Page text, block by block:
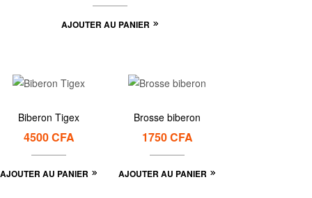
AJOUTER AU PANIER
Biberon Tigex
4500CFA
AJOUTER AU PANIER
Brosse biberon
1750CFA
AJOUTER AU PANIER